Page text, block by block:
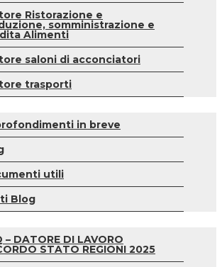
Ristorazione e
somministrazione e
Alimenti
saloni di acconciatori
trasporti
in breve
utili
Blog
– DATORE DI LAVORO
STATO REGIONI 2025